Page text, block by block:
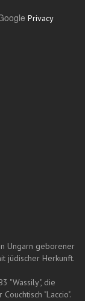
Privacy
Ungarn geborener
jüdischer Herkunft.
"Wassily", die
"Laccio".